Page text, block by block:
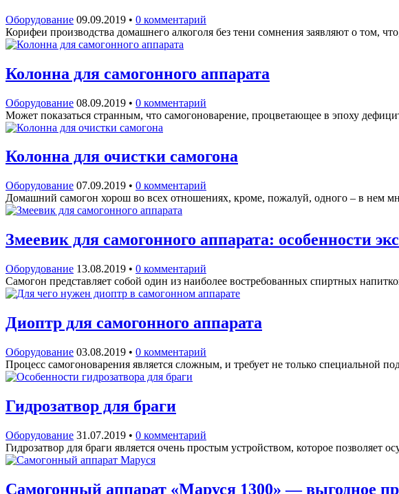
Оборудование 09.09.2019 • 0 комментарий
Корифеи производства домашнего алкоголя без тени сомнения заявляют о том,
Колонна для самогонного аппарата
Оборудование 08.09.2019 • 0 комментарий
Может показаться странным, что самогоноварение, процветающее в эпоху
Колонна для очистки самогона
Оборудование 07.09.2019 • 0 комментарий
Домашний самогон хорош во всех отношениях, кроме, пожалуй, одного – в нем
Змеевик для самогонного аппарата: особенности
Оборудование 13.08.2019 • 0 комментарий
Самогон представляет собой один из наиболее востребованных спиртных
Диоптр для самогонного аппарата
Оборудование 03.08.2019 • 0 комментарий
Процесс самогоноварения является сложным, и требует не только специальной
Гидрозатвор для браги
Оборудование 31.07.2019 • 0 комментарий
Гидрозатвор для браги является очень простым устройством, которое
Самогонный аппарат «Маруся 1300» — выгодное